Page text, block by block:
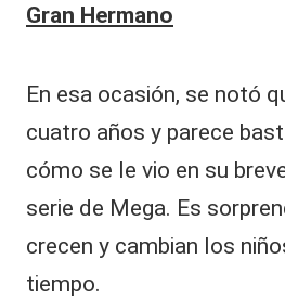
Gran Hermano
En esa ocasión, se notó
cuatro años y parece
cómo se le vio en su
serie de Mega. Es
crecen y cambian los
tiempo.